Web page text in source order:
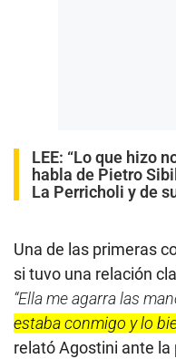
LEE: “Lo que hizo
habla de Pietro
La Perricholi y de
Una de las primeras
si tuvo una relación
“Ella me agarra las
estaba conmigo y lo
relató Agostini ante